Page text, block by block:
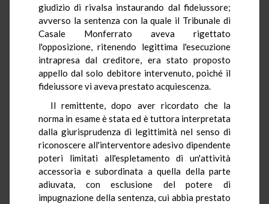
giudizio di rivalsa instaurando dal fideiussore;
avverso la sentenza con la quale il Tribunale di
Casale Monferrato aveva rigettato
l'opposizione, ritenendo legittima l'esecuzione
intrapresa dal creditore, era stato proposto
appello dal solo debitore intervenuto, poiché il
fideiussore vi aveva prestato acquiescenza.
Il remittente, dopo aver ricordato che la
norma in esame è stata ed è tuttora interpretata
dalla giurisprudenza di legittimità nel senso di
riconoscere all'interventore adesivo dipendente
poteri limitati all'espletamento di un'attività
accessoria e subordinata a quella della parte
adiuvata, con esclusione del potere di
impugnazione della sentenza, cui abbia prestato